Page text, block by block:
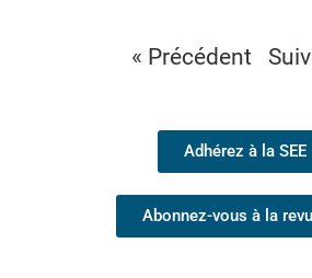
« Précédent
Adhérez à la SEE
Abonnez-vous à la